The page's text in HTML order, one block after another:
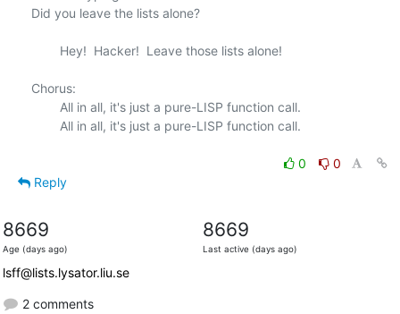
Did you leave the lists alone?
Chorus:
0
0
Reply
8669
Age (days ago)
8669
Last active (days ago)
lsff@lists.lysator.liu.se
2 comments